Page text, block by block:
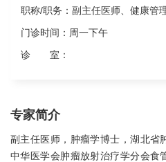
职称/职务： 副主任医师、健康管
门诊时间： 周一下午
诊 室：
专家简介
副主任医师，肿瘤学博士，湖北省
中华医学会肿瘤放射治疗学分会食